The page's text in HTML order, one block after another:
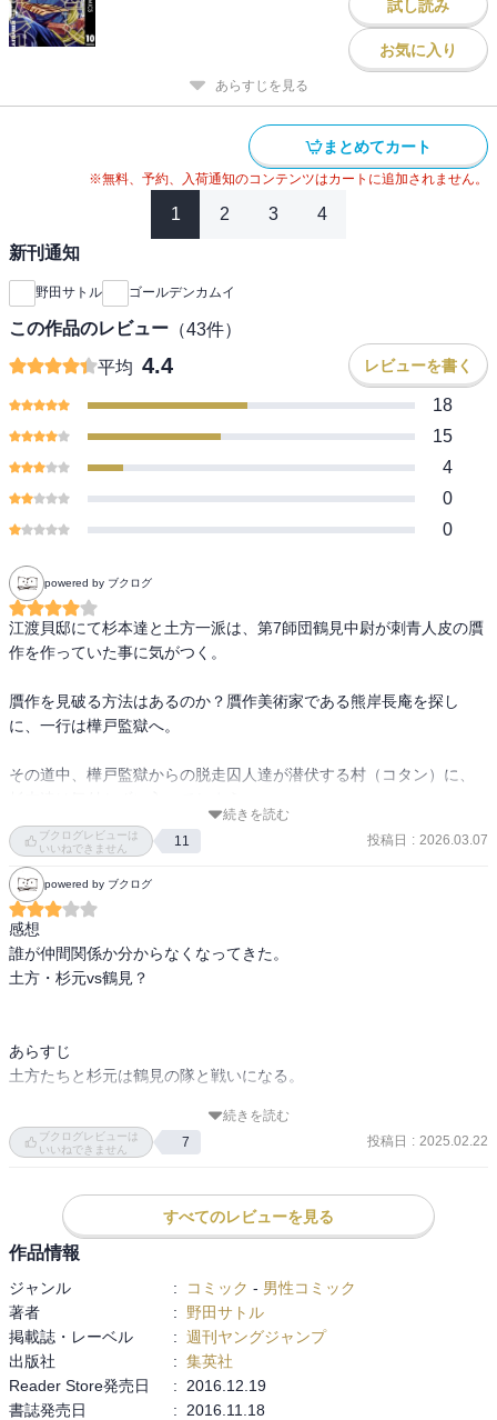
試し読み
お気に入り
あらすじを見る
まとめてカート
※無料、予約、入荷通知のコンテンツはカートに追加されません。
1 2 3 4
新刊通知
野田サトル ゴールデンカムイ
この作品のレビュー （43件）
平均 4.4 レビューを書く
18
15
4
0
0
powered by ブクログ
江渡貝邸にて杉本達と土方一派は、第7師団鶴見中尉が刺青人皮の贋
作を作っていた事に気がつく。
贋作を見破る方法はあるのか？贋作美術家である熊岸長庵を探し
に、一行は樺戸監獄へ。
その道中、樺戸監獄からの脱走囚人達が潜伏する村（コタン）に、
『無敗の牛山vsヒグマ』
は見もの。
個性豊かで愉快な面々。
続きを読む
ブクログレビューは
いいねできません
11 投稿日 : 2026.03.07
powered by ブクログ
感想
誰が仲間関係か分からなくなってきた。
土方・杉元vs鶴見？
あらすじ
土方たちと杉元は鶴見の隊と戦いになる。
樺戸監獄にいる偽札作りの達人である囚人に会いに行くが、監獄で
は死んだことになっていた。
杉元たちはアイヌの村を訪れるが、そこは脱獄犯が乗っ取った偽ア
イヌの村だった。
続きを読む
ブクログレビューは
いいねできません
7 投稿日 : 2025.02.22
すべてのレビューを見る
作品情報
ジャンル : コミック - 男性コミック
著者
:
野田サトル
掲載誌・レーベル
: 週刊ヤングジャンプ
出版社
: 集英社
Reader Store発売日
:
2016.12.19
書誌発売日
:
2016.11.18